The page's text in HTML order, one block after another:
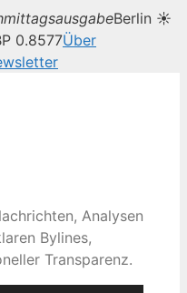
Berlin ☀
0.8577Über
Analysen
Bylines,
Transparenz.